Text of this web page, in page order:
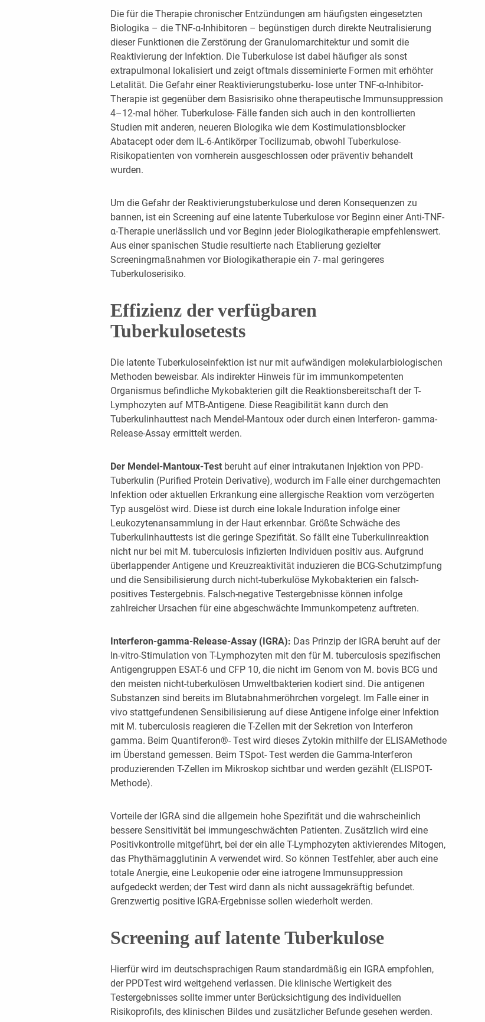
Die für die Therapie chronischer Entzündungen am häufigsten eingesetzten
Biologika – die TNF-α-Inhibitoren – begünstigen durch direkte Neutralisierung
dieser Funktionen die Zerstörung der Granulomarchitektur und somit die
Reaktivierung der Infektion. Die Tuberkulose ist dabei häufiger als sonst
extrapulmonal lokalisiert und zeigt oftmals disseminierte Formen mit erhöhter
Letalität. Die Gefahr einer Reaktivierungstuberku- lose unter TNF-α-Inhibitor-
Therapie ist gegenüber dem Basisrisiko ohne therapeutische Immunsuppression
4–12-mal höher. Tuberkulose- Fälle fanden sich auch in den kontrollierten
Studien mit anderen, neueren Biologika wie dem Kostimulationsblocker
Abatacept oder dem IL-6-Antikörper Tocilizumab, obwohl Tuberkulose-
Risikopatienten von vornherein ausgeschlossen oder präventiv behandelt
wurden.
Um die Gefahr der Reaktivierungstuberkulose und deren Konsequenzen zu
bannen, ist ein Screening auf eine latente Tuberkulose vor Beginn einer Anti-TNF-
α-Therapie unerlässlich und vor Beginn jeder Biologikatherapie empfehlenswert.
Aus einer spanischen Studie resultierte nach Etablierung gezielter
Screeningmaßnahmen vor Biologikatherapie ein 7- mal geringeres
Tuberkuloserisiko.
Effizienz der verfügbaren
Tuberkulosetests
Die latente Tuberkuloseinfektion ist nur mit aufwändigen molekularbiologischen
Methoden beweisbar. Als indirekter Hinweis für im immunkompetenten
Organismus befindliche Mykobakterien gilt die Reaktionsbereitschaft der T-
Lymphozyten auf MTB-Antigene. Diese Reagibilität kann durch den
Tuberkulinhauttest nach Mendel-Mantoux oder durch einen Interferon- gamma-
Release-Assay ermittelt werden.
Der Mendel-Mantoux-Test beruht auf einer intrakutanen Injektion von PPD-
Tuberkulin (Purified Protein Derivative), wodurch im Falle einer durchgemachten
Infektion oder aktuellen Erkrankung eine allergische Reaktion vom verzögerten
Typ ausgelöst wird. Diese ist durch eine lokale Induration infolge einer
Leukozytenansammlung in der Haut erkennbar. Größte Schwäche des
Tuberkulinhauttests ist die geringe Spezifität. So fällt eine Tuberkulinreaktion
nicht nur bei mit M. tuberculosis infizierten Individuen positiv aus. Aufgrund
überlappender Antigene und Kreuzreaktivität induzieren die BCG-Schutzimpfung
und die Sensibilisierung durch nicht-tuberkulöse Mykobakterien ein falsch-
positives Testergebnis. Falsch-negative Testergebnisse können infolge
zahlreicher Ursachen für eine abgeschwächte Immunkompetenz auftreten.
Interferon-gamma-Release-Assay (IGRA): Das Prinzip der IGRA beruht auf der
In-vitro-Stimulation von T-Lymphozyten mit den für M. tuberculosis spezifischen
Antigengruppen ESAT-6 und CFP 10, die nicht im Genom von M. bovis BCG und
den meisten nicht-tuberkulösen Umweltbakterien kodiert sind. Die antigenen
Substanzen sind bereits im Blutabnahmeröhrchen vorgelegt. Im Falle einer in
vivo stattgefundenen Sensibilisierung auf diese Antigene infolge einer Infektion
mit M. tuberculosis reagieren die T-Zellen mit der Sekretion von Interferon
gamma. Beim Quantiferon®- Test wird dieses Zytokin mithilfe der ELISAMethode
im Überstand gemessen. Beim TSpot- Test werden die Gamma-Interferon
produzierenden T-Zellen im Mikroskop sichtbar und werden gezählt (ELISPOT-
Methode).
Vorteile der IGRA sind die allgemein hohe Spezifität und die wahrscheinlich
bessere Sensitivität bei immungeschwächten Patienten. Zusätzlich wird eine
Positivkontrolle mitgeführt, bei der ein alle T-Lymphozyten aktivierendes Mitogen,
das Phythämagglutinin A verwendet wird. So können Testfehler, aber auch eine
totale Anergie, eine Leukopenie oder eine iatrogene Immunsuppression
aufgedeckt werden; der Test wird dann als nicht aussagekräftig befundet.
Grenzwertig positive IGRA-Ergebnisse sollen wiederholt werden.
Screening auf latente Tuberkulose
Hierfür wird im deutschsprachigen Raum standardmäßig ein IGRA empfohlen,
der PPDTest wird weitgehend verlassen. Die klinische Wertigkeit des
Testergebnisses sollte immer unter Berücksichtigung des individuellen
Risikoprofils, des klinischen Bildes und zusätzlicher Befunde gesehen werden.